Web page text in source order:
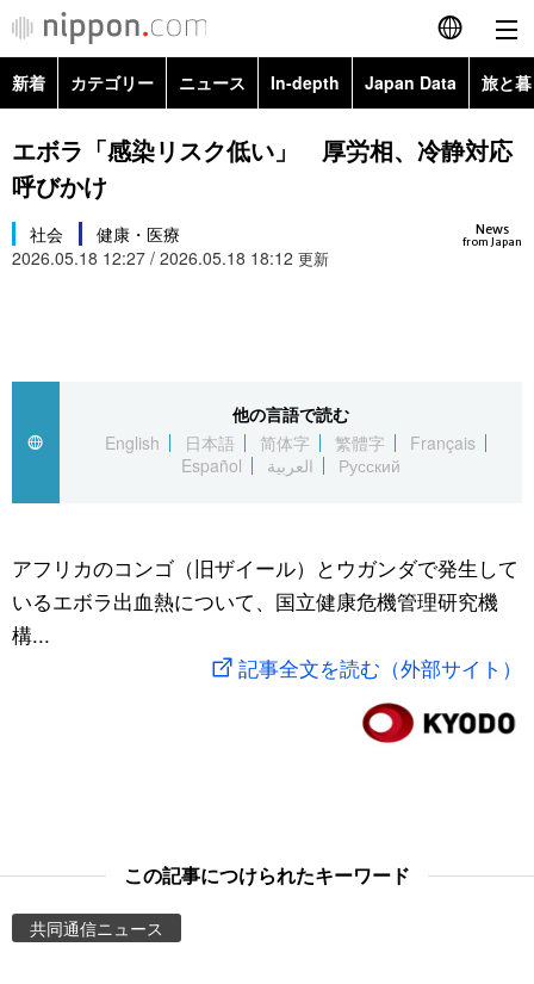
English
简体字
Русский
カテゴリー
国際
社会
文化
科学・技術
アーカイブ
Japan Data
旅と暮らし
動画/Live
Books
People
新着 カテゴリー ニュース In-depth Japan Data 旅と
政治・外交
経済・ビジネス
国際・海外
文化
科学・技術
暮らし
スポーツ・東京2020
Topics
エボラ「感染リスク低い」 厚労相、冷静対応
呼びかけ
News
from Japan
社会
健康・医療
2026.05.18 12:27 / 2026.05.18 18:12 更新
他の言語で読む
English
日本語 简体字 繁體字
Français
Español
العربية Русский
アフリカのコンゴ（旧ザイール）とウガンダで発生して
いるエボラ出血熱について、国立健康危機管理研究機
構...
記事全文を読む（外部サイト）
この記事につけられたキーワード
共同通信ニュース